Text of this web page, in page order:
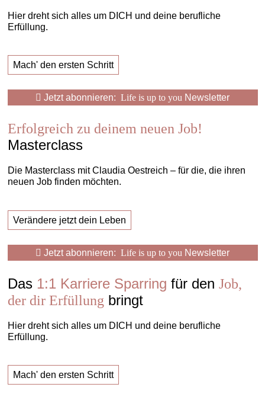
Hier dreht sich alles um DICH und deine berufliche
Erfüllung.
Mach' den ersten Schritt
Jetzt abonnieren: Life is up to you Newsletter
Erfolgreich zu deinem neuen Job!
Masterclass
Die Masterclass mit Claudia Oestreich – für die, die ihren
neuen Job finden möchten.
Verändere jetzt dein Leben
Jetzt abonnieren: Life is up to you Newsletter
Das 1:1 Karriere Sparring für den Job,
der dir Erfüllung bringt
Hier dreht sich alles um DICH und deine berufliche
Erfüllung.
Mach' den ersten Schritt